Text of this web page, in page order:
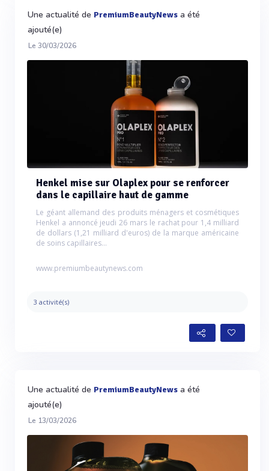
Une actualité de PremiumBeautyNews a été
ajouté(e)
Le 30/03/2026
Henkel mise sur Olaplex pour se renforcer
dans le capillaire haut de gamme
Le géant allemand des produits ménagers et cosmétiques
Henkel a annoncé jeudi 26 mars le rachat pour 1,4 milliard
de dollars (1,21 milliard d'euros) de la marque américaine
de soins capillaires...
www.premiumbeautynews.com
3 activité(s)
Une actualité de PremiumBeautyNews a été
ajouté(e)
Le 13/03/2026